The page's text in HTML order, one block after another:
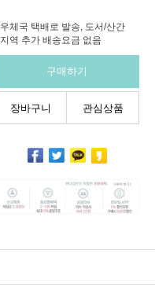
우체국 택배로 발송, 도서/산간
지역 추가 배송요금 없음
구매하기
장바구니 관심상품